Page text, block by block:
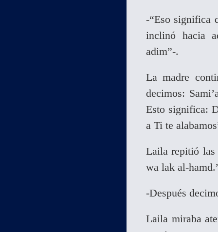
-“Eso significa
inclinó hacia
adim”-.
La madre
decimos:
Esto significa:
a Ti te
Laila repitió las
wa lak al-
-Después
Laila miraba